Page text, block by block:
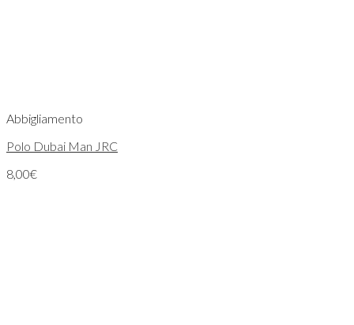
Abbigliamento
Polo Dubai Man JRC
8,00€